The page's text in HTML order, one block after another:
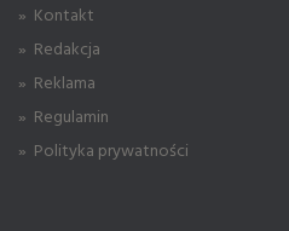
» Kontakt
» Redakcja
» Reklama
» Regulamin
» Polityka prywatności